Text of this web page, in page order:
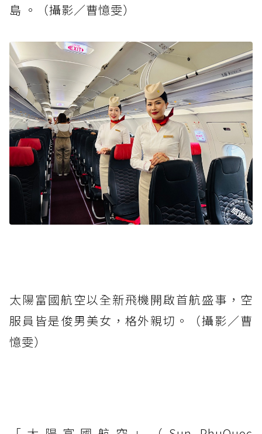
島 。（攝影／曹憶雯）
太陽富國航空以全新飛機開啟首航盛事，空
服員皆是俊男美女，格外親切。（攝影／曹
憶雯）